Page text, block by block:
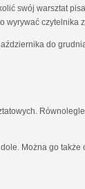
swój warsztat
wyrywać czytelnika
do
Można go także